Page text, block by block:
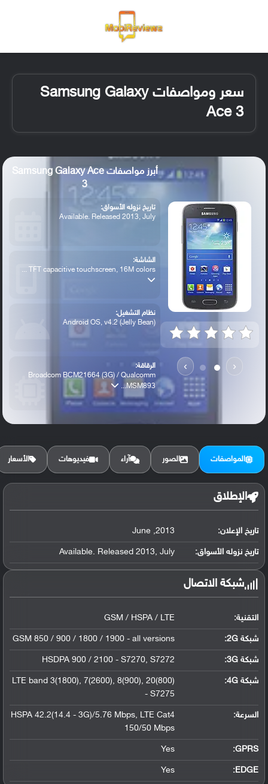
سعر ومواصفات Samsung Galaxy
Ace 3
‹
›
أبرز مواصفات Samsung Galaxy Ace
3
تاريخ نزوله الأسواق:
Available. Released 2013, July
الشاشة:
TFT capacitive touchscreen, 16M colors ...
نظام التشغيل:
Android OS, v4.2 (Jelly Bean)
الرقاقة:
Broadcom BCM21664 (3G) / Qualcomm
MSM893...
الرام / التخزين:
المواصفات الصور آراء فيديوهات الأسعار
الإطلاق
تاريخ الإعلان: 2013, June
تاريخ نزوله الأسواق: Available. Released 2013, July
شبكة الاتصال
التقنية: GSM / HSPA / LTE
شبكة 2G: GSM 850 / 900 / 1800 / 1900 - all versions
شبكة 3G :
HSDPA 900 / 2100 - S7270, S7272
شبكة 4G :
LTE band 3(1800), 7(2600), 8(900), 20(800)
- S7275
السرعة:
HSPA 42.2(14.4 - 3G)/5.76 Mbps, LTE Cat4
150/50 Mbps
GPRS:
Yes
EDGE:
Yes